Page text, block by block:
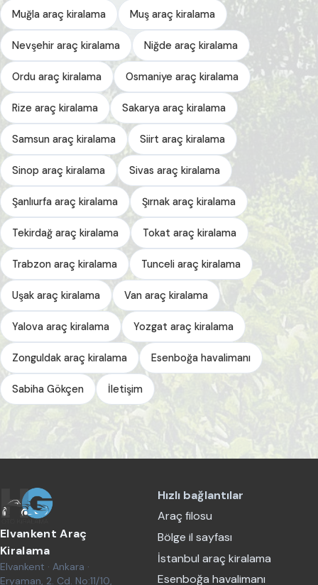
Muğla araç kiralama Muş araç kiralama
Nevşehir araç kiralama Niğde araç kiralama
Ordu araç kiralama Osmaniye araç kiralama
Rize araç kiralama Sakarya araç kiralama
Samsun araç kiralama Siirt araç kiralama
Sinop araç kiralama Sivas araç kiralama
Şanlıurfa araç kiralama Şırnak araç kiralama
Tekirdağ araç kiralama Tokat araç kiralama
Trabzon araç kiralama Tunceli araç kiralama
Uşak araç kiralama Van araç kiralama
Yalova araç kiralama Yozgat araç kiralama
Zonguldak araç kiralama Esenboğa havalimanı
Sabiha Gökçen İletişim
Elvankent Araç
Kiralama
Elvankent · Ankara ·
Eryaman, 2. Cd. No:11/10,
Hızlı bağlantılar
Araç filosu
Bölge il sayfası
İstanbul araç kiralama
Esenboğa havalimanı